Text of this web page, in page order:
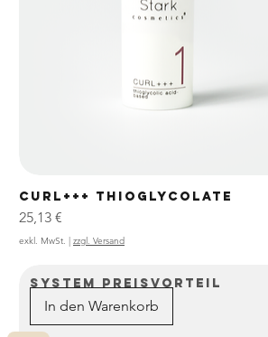
CURL+++ THIOGLYCOLATE
Preis
25,13 €
exkl. MwSt. zzgl. Versand
In den Warenkorb
SYSTEM PREISVORTEIL